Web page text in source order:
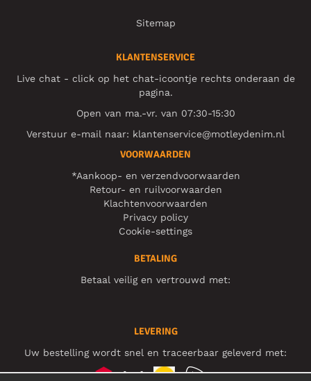
Sitemap
KLANTENSERVICE
Live chat - click op het chat-icoontje rechts onderaan de
pagina.
Open van ma.-vr. van 07:30-15:30
Verstuur e-mail naar: klantenservice@motleydenim.nl
VOORWAARDEN
*Aankoop- en verzendvoorwaarden
Retour- en ruilvoorwaarden
Klachtenvoorwaarden
Privacy policy
Cookie-settings
BETALING
Betaal veilig en vertrouwd met:
LEVERING
Uw bestelling wordt snel en traceerbaar geleverd met: